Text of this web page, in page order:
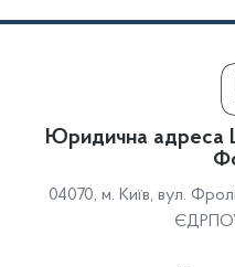
Юридична адреса
04070, м. Київ, вул.